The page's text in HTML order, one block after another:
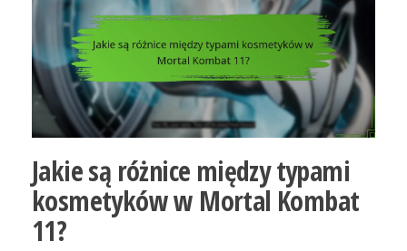
Jakie są różnice między typami
kosmetyków w Mortal Kombat
11?